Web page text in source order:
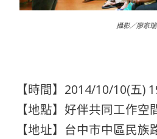
攝影／廖家瑞
【時間】2014/10/10(五)
【地點】好伴共同工作空
【地址】台中市中區民族